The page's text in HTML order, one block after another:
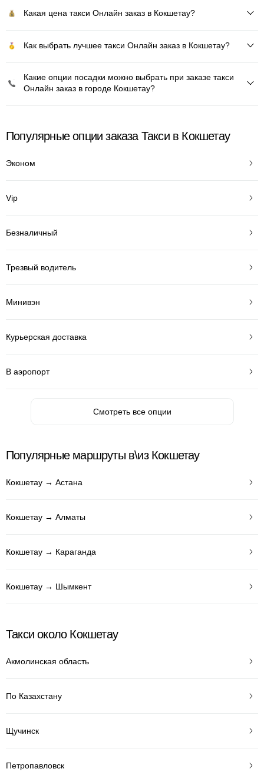
Какая цена такси Онлайн заказ в Кокшетау?
Как выбрать лучшее такси Онлайн заказ в Кокшетау?
Какие опции посадки можно выбрать при заказе такси
Онлайн заказ в городе Кокшетау?
Популярные опции заказа Такси в Кокшетау
Эконом
Vip
Безналичный
Трезвый водитель
Минивэн
Курьерская доставка
В аэропорт
Смотреть все опции
Популярные маршруты в\из Кокшетау
Кокшетау → Астана
Кокшетау → Алматы
Кокшетау → Караганда
Кокшетау → Шымкент
Такси около Кокшетау
Акмолинская область
По Казахстану
Щучинск
Петропавловск